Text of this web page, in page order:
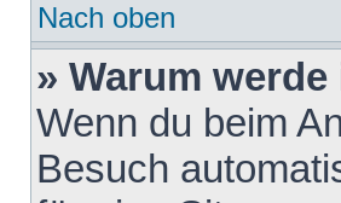
Nach oben
» Warum
Wenn du beim
Besuch